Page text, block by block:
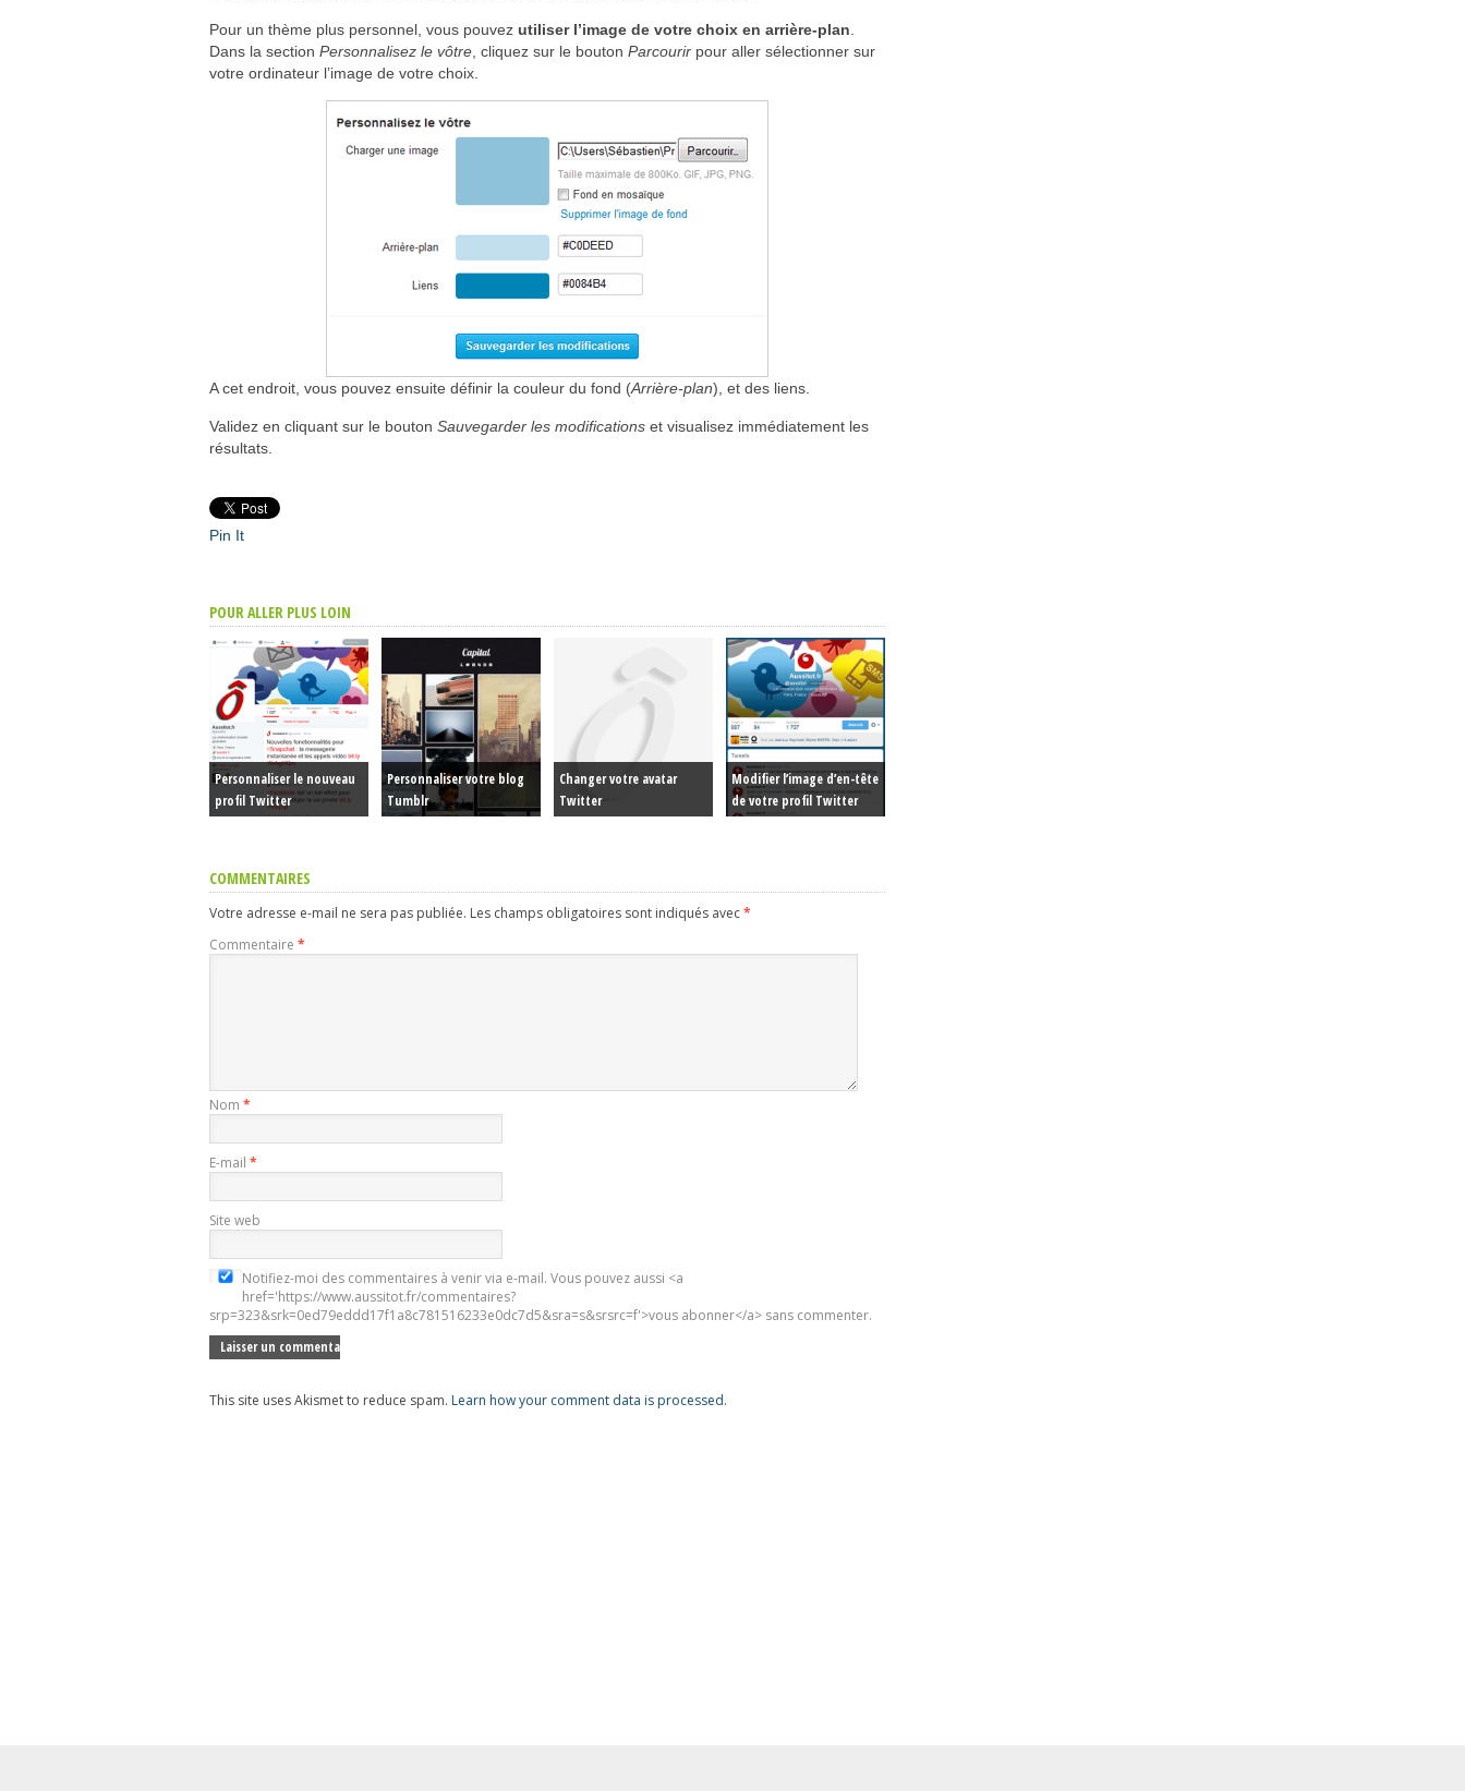
Pour un thème plus personnel, vous pouvez utiliser l’image de votre choix en arrière-plan
Dans la section Personnalisez le vôtre , cliquez sur le bouton Parcourir pour aller sélectionner sur
votre ordinateur l’image de votre choix.
A cet endroit, vous pouvez ensuite définir la couleur du fond (Arrière-plan), et des liens.
Validez en cliquant sur le bouton Sauvegarder les modifications et visualisez immédiatement les
résultats.
Pin It
POUR ALLER PLUS LOIN
Personnaliser le nouveau
profil Twitter
Personnaliser votre blog
Tumblr
Changer votre avatar
Twitter
Modifier l’image d’en-tête
de votre profil Twitter
COMMENTAIRES
Votre adresse e-mail ne sera pas publiée. Les champs obligatoires sont indiqués avec*
Commentaire *
Nom *
E-mail *
Site web
Notifiez-moi des commentaires à venir via e-mail. Vous pouvez aussi <a
href='https://www.aussitot.fr/commentaires?
srp=323&srk=0ed79eddd17f1a8c781516233e0dc7d5&sra=s&srsrc=f'>vous abonner</a> sans commenter.
This site uses Akismet to reduce spam. Learn how your comment data is processed.